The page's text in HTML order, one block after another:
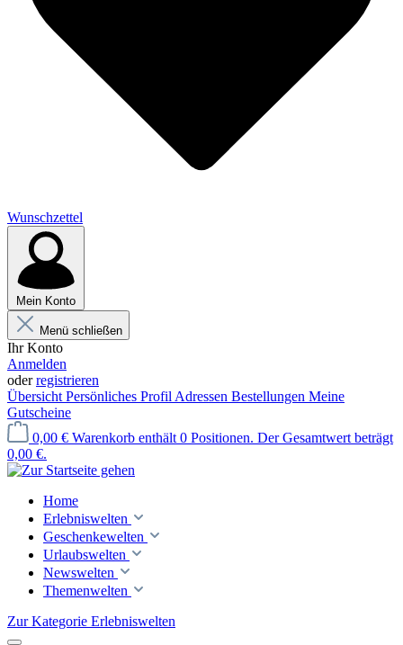
Wunschzettel
Mein Konto
Menü schließen
Ihr Konto
Anmelden
oderregistrieren
Übersicht Persönliches Profil Adressen Bestellungen Meine
Gutscheine
0,00 € Warenkorb enthält 0 Positionen. Der Gesamtwert beträgt
0,00 €.
Home
Erlebniswelten
Geschenkewelten
Urlaubswelten
Newswelten
Themenwelten
Zur Kategorie Erlebniswelten